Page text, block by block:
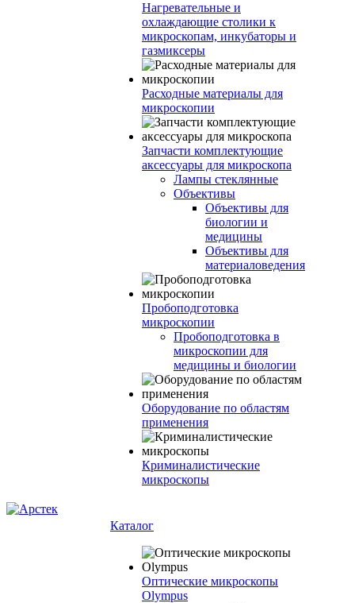
Нагревательные и
охлаждающие столики к
микроскопам, инкубаторы и
газмиксеры
Расходные материалы для
микроскопии
Запчасти комплектующие
аксессуары для микроскопа
Лампы стеклянные
Объективы
Объективы для
биологии и
медицины
Объективы для
материаловедения
Пробоподготовка
микроскопии
Пробоподготовка в
микроскопии для
медицины и биологии
Оборудование по областям
применения
Криминалистические
микроскопы
Каталог
Оптические микроскопы
Olympus